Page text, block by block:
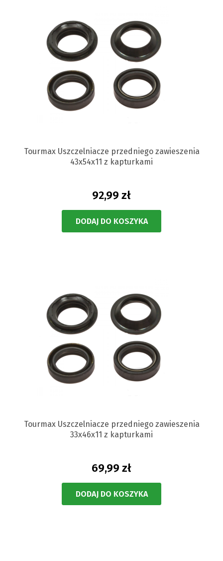
Tourmax Uszczelniacze przedniego zawieszenia
43x54x11 z kapturkami
92,99 zł
DODAJ DO KOSZYKA
Tourmax Uszczelniacze przedniego zawieszenia
33x46x11 z kapturkami
69,99 zł
DODAJ DO KOSZYKA